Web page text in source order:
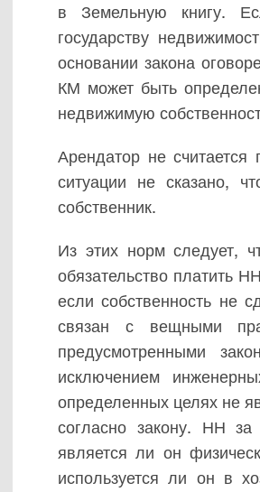
в Земельную книгу.
государству
основании закона
КМ может быть
недвижимую
Арендатор не
ситуации не сказано,
собственник.
Из этих норм следует,
обязательство платить
если собственность не
связан с вещными
предусмотренными
исключением
определенных целях не
согласно закону. НН за
является ли он
используется ли он в